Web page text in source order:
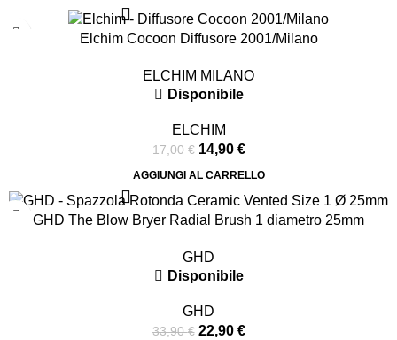
Elchim Cocoon Diffusore 2001/Milano
ELCHIM MILANO
Disponibile
ELCHIM
17,00€ 14,90 €
AGGIUNGI AL CARRELLO
-32%
GHD The Blow Bryer Radial Brush 1 diametro 25mm
GHD
Disponibile
GHD
33,90€ 22,90 €